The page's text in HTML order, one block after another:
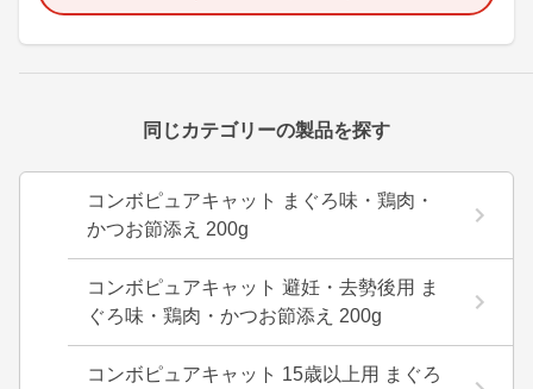
同じカテゴリーの製品を探す
コンボピュアキャット まぐろ味・鶏肉・
かつお節添え 200g
コンボピュアキャット 避妊・去勢後用 ま
ぐろ味・鶏肉・かつお節添え 200g
コンボピュアキャット 15歳以上用 まぐろ